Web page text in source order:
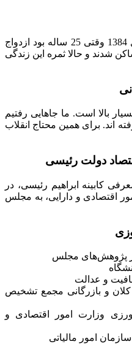
در سال 1384 وقتی 25 ساله بود ازدواج
شدند و حالا ثمره این زندگی
بالا است. ما جاهایی رفتیم
اند. برای همین محتاج انقلاب
دولت رئیسی
کابینه ابراهیم رئیسی، در
اقتصادی و دارایی، به مجلس
پژوهش‌های مجلس
و عدالت
و بازرگانی مجمع تشخیص
وزارت امور اقتصادی و
امور مالیاتی